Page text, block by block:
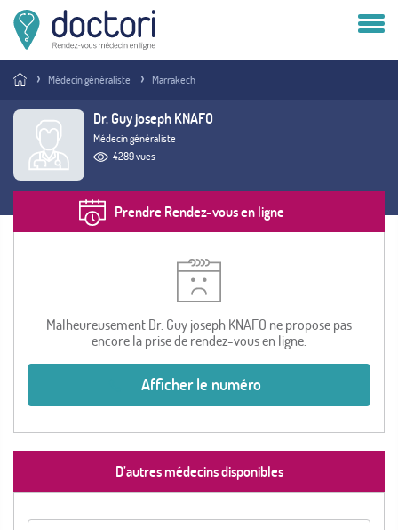
Compte médecin
Vous êtes médecin ?
Médecin généraliste Marrakech
Dr. Guy joseph KNAFO
Médecin généraliste
4289 vues
Prendre Rendez-vous en ligne
Malheureusement Dr. Guy joseph KNAFO ne propose pas
encore la prise de rendez-vous en ligne.
Afficher le numéro
D’autres médecins disponibles